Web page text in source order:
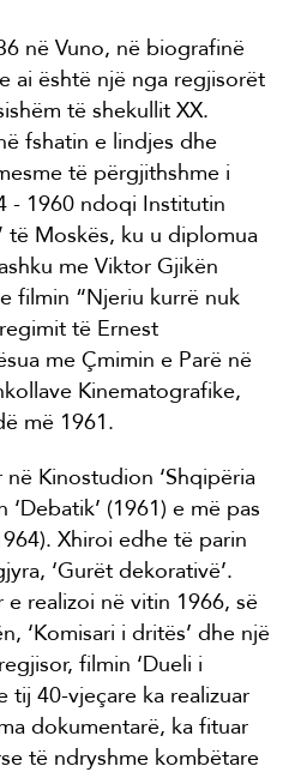
në Vuno, në biografinë
ai është një nga regjisorët
të shekullit XX.
fshatin e lindjes dhe
të përgjithshme i
- 1960 ndoqi Institutin
të Moskës, ku u diplomua
me Viktor Gjikën
filmin “Njeriu kurrë nuk
të Ernest
me Çmimin e Parë në
Kinematografike,
më 1961.
Kinostudion ‘Shqipëria
(1961) e më pas
Xhiroi edhe të parin
‘Gurët dekorativë’.
e realizoi në vitin 1966, së
‘Komisari i dritës’ dhe një
filmin ‘Dueli i
tij 40-vjeçare ka realizuar
dokumentarë, ka fituar
të ndryshme kombëtare